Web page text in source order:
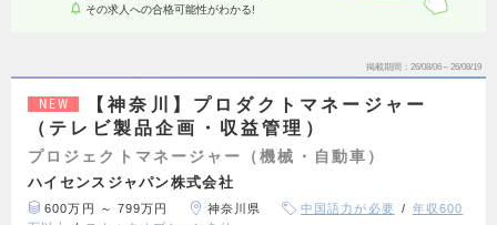
その求人への合格可能性がわかる!
掲載期間 26/08/06～26/08/19
NEW
【神奈川】プロダクトマネージャー
（テレビ製品企画・収益管理）
プロジェクトマネージャー（機械・自動車）
ハイセンスジャパン株式会社
600万円 ～ 799万円 神奈川県 中国語力が必要
年収600